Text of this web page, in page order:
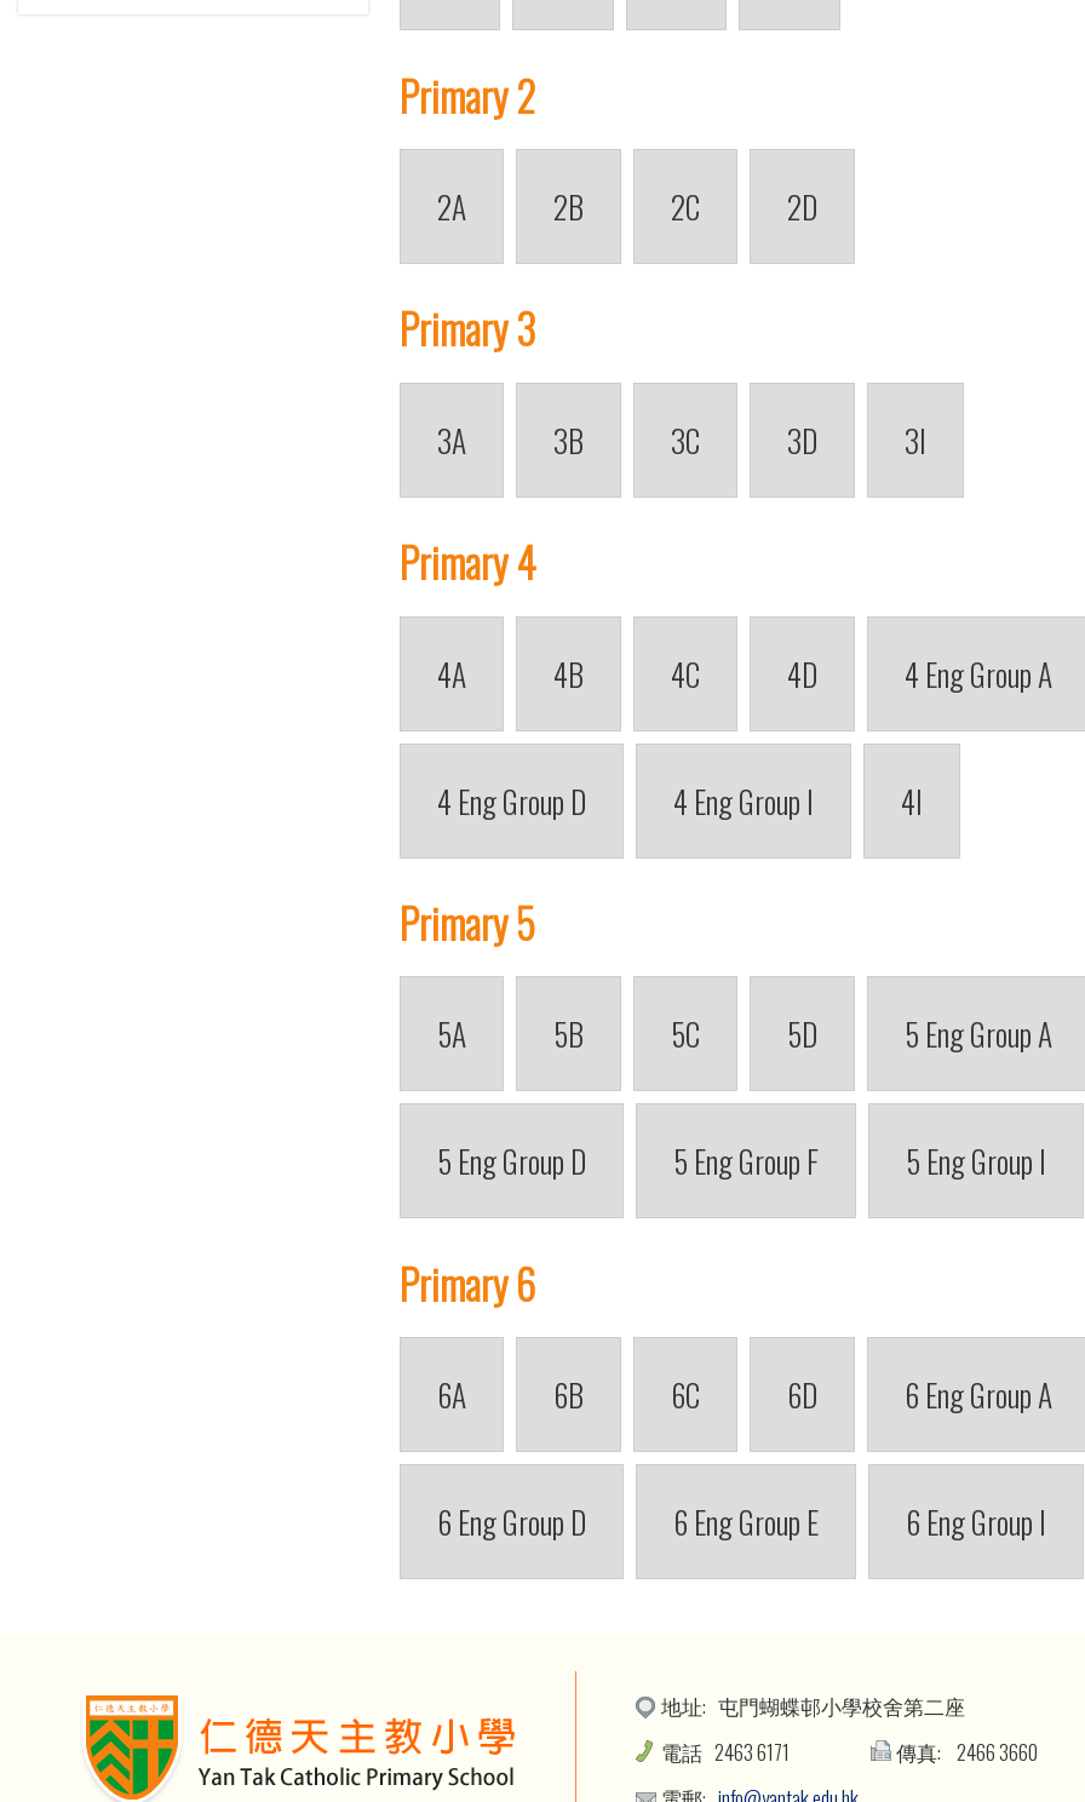
Primary 2
2A 2B 2C 2D
Primary 3
3A 3B 3C 3D 3I
Primary 4
4A 4B 4C 4D 4 Eng Group A
4 Eng Group D 4 Eng Group I 4I
Primary 5
5A 5B 5C 5D 5 Eng Group A
5 Eng Group D 5 Eng Group F 5 Eng Group I
Primary 6
6A 6B 6C 6D 6 Eng Group A
6 Eng Group D 6 Eng Group E 6 Eng Group I
地址: 屯門蝴蝶邨小學校舍第二座
電話 2463 6171 傳真: 2466 3660